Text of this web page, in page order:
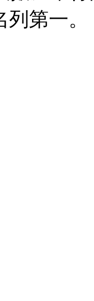
第一。